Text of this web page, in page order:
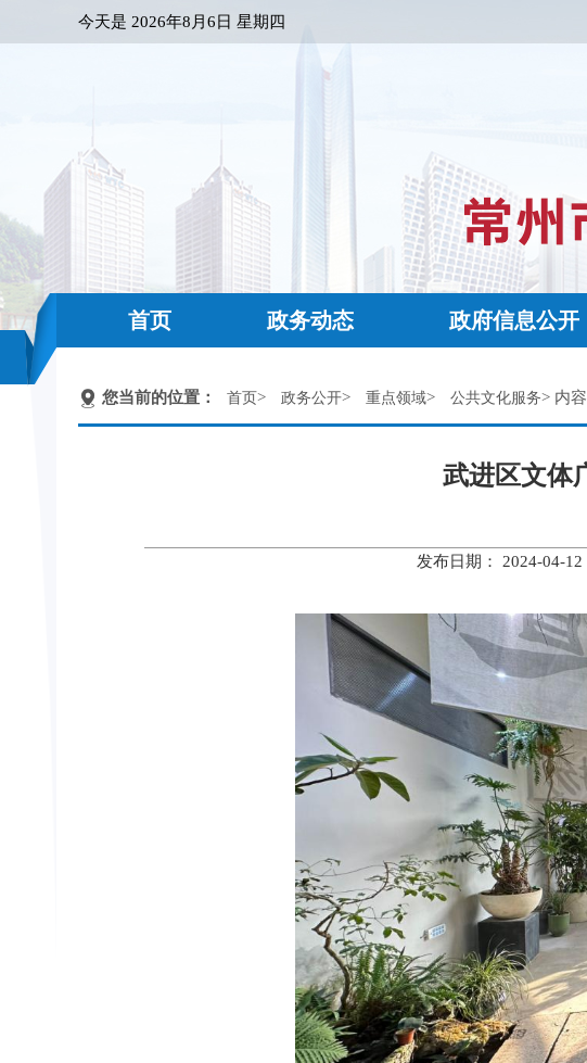
今天是 2026年8月6日 星期四
首页 政务动态 政府信息公开
您当前的位置： 首页> 政务公开> 重点领域> 公共文化服务> 内容
武进区文体
发布日期： 2024-04-